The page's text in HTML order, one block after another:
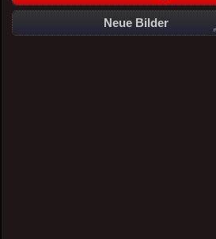
Neue Bilder